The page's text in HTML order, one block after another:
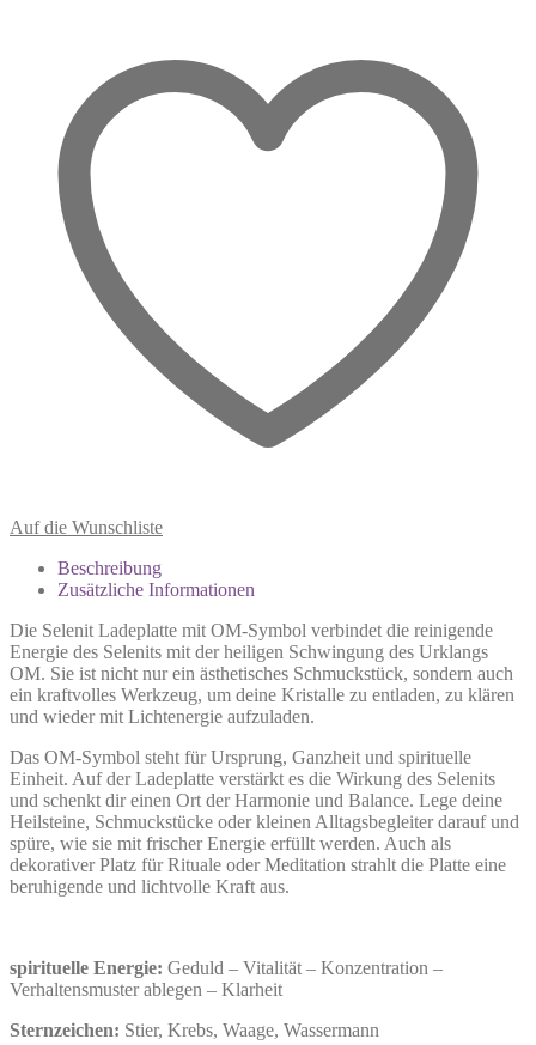
Auf die Wunschliste
Beschreibung
Zusätzliche Informationen
Die Selenit Ladeplatte mit OM-Symbol verbindet die reinigende
Energie des Selenits mit der heiligen Schwingung des Urklangs
OM. Sie ist nicht nur ein ästhetisches Schmuckstück, sondern auch
ein kraftvolles Werkzeug, um deine Kristalle zu entladen, zu klären
und wieder mit Lichtenergie aufzuladen.
Das OM-Symbol steht für Ursprung, Ganzheit und spirituelle
Einheit. Auf der Ladeplatte verstärkt es die Wirkung des Selenits
und schenkt dir einen Ort der Harmonie und Balance. Lege deine
Heilsteine, Schmuckstücke oder kleinen Alltagsbegleiter darauf und
spüre, wie sie mit frischer Energie erfüllt werden. Auch als
dekorativer Platz für Rituale oder Meditation strahlt die Platte eine
beruhigende und lichtvolle Kraft aus.
spirituelle Energie: Geduld – Vitalität – Konzentration –
Verhaltensmuster ablegen – Klarheit
Sternzeichen: Stier, Krebs, Waage, Wassermann